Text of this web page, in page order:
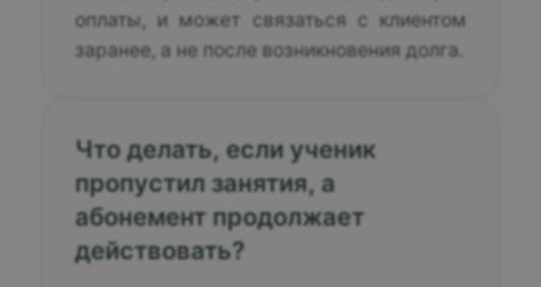
оплаты, и может связаться с клиентом
заранее, а не после возникновения долга.
Что делать, если ученик
пропустил занятия, а
абонемент продолжает
действовать?